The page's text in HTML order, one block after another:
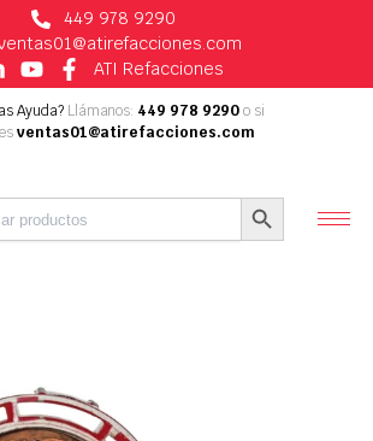
449 978 9290
ATI Refacciones
Ayuda? Llámanos: 449 978 9290o si
ventas01@atirefacciones.com
Botón de búsqueda